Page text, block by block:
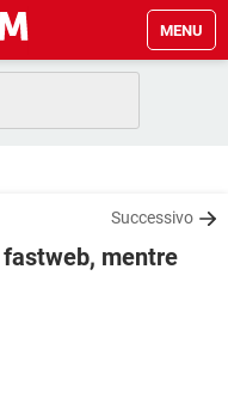
MENU
Successivo
mentre